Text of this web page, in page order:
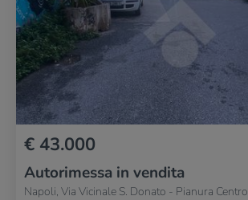
€ 43.000
Autorimessa in vendita
Napoli, Via Vicinale S. Donato - Pianura Centro